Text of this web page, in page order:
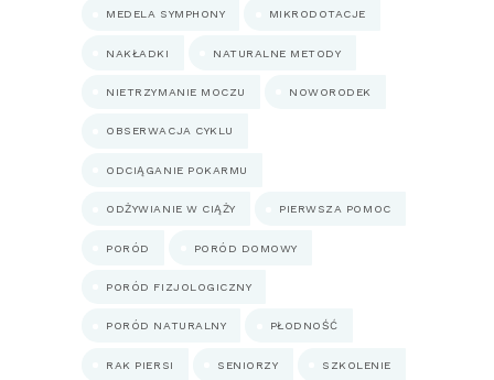
MEDELA SYMPHONY MIKRODOTACJE
NAKŁADKI NATURALNE METODY
NIETRZYMANIE MOCZU NOWORODEK
OBSERWACJA CYKLU
ODCIĄGANIE POKARMU
ODŻYWIANIE W CIĄŻY PIERWSZA POMOC
PORÓD PORÓD DOMOWY
PORÓD FIZJOLOGICZNY
PORÓD NATURALNY PŁODNOŚĆ
RAK PIERSI SENIORZY SZKOLENIE